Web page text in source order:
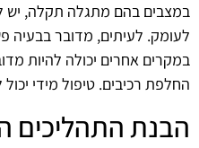
במצבים בהם מתגלה תקלה, יש
לעומק. לעיתים, מדובר בבעיה
במקרים אחרים יכולה להיות
החלפת רכיבים. טיפול מידי
הבנת התהליכים